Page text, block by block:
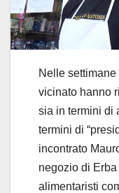
Nelle
vicinato hanno
sia in termini di
termini di
incontrato
negozio di
alimentaristi